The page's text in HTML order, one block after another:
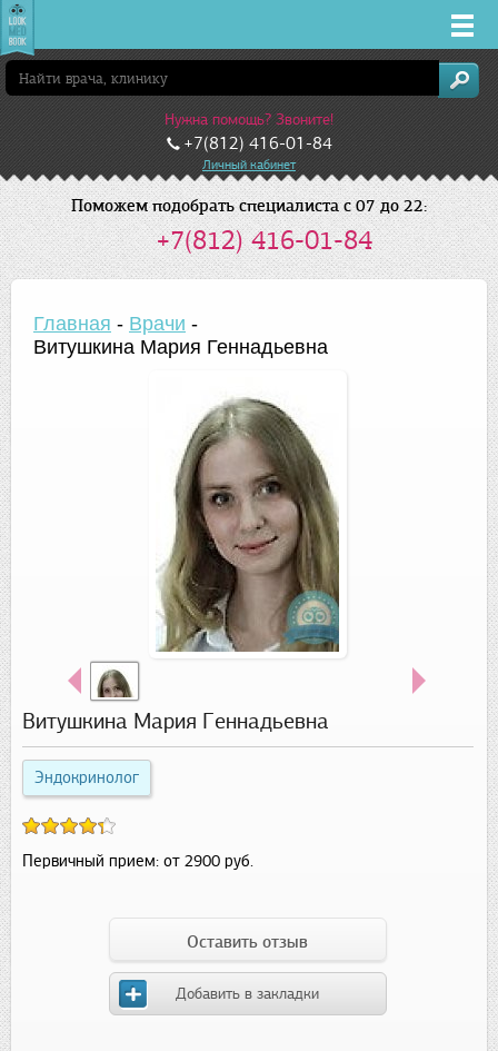
Врачи
Клиники
Заболевания
Лекарства
Акции
Нужна помощь? Звоните!
+7(812) 416-01-84
Личный кабинет
Поможем подобрать специалиста с 07 до 22:
+7(812) 416-01-84
Главная - Врачи -
Витушкина Мария Геннадьевна
Витушкина Мария Геннадьевна
Эндокринолог
Первичный прием: от 2900 руб.
Оставить отзыв
Добавить в закладки